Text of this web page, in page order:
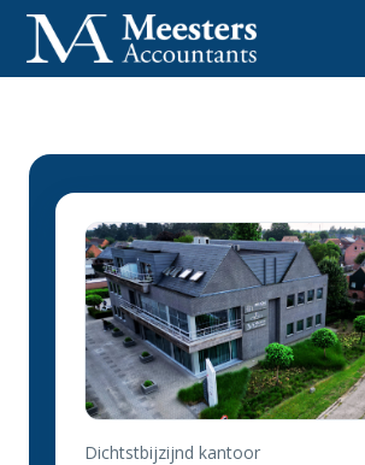
Dichtstbijzijnd kantoor